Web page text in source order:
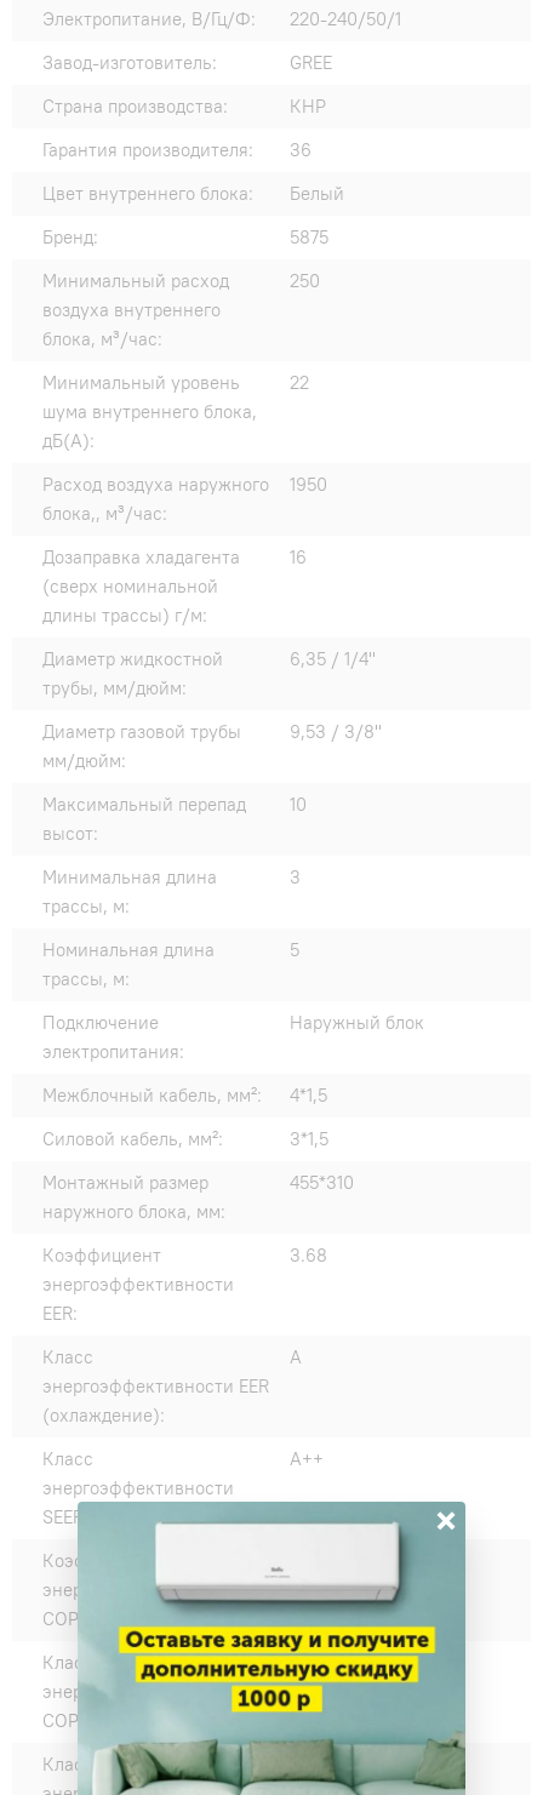
Электропитание, В/Гц/Ф:
220-240/50/1
Завод-изготовитель:
GREE
Страна производства:
КНР
Гарантия производителя:
36
Цвет внутреннего блока:
Белый
Бренд:
5875
Минимальный расход
воздуха внутреннего
блока, м³/час:
250
Минимальный уровень
шума внутреннего блока,
дБ(А):
22
Расход воздуха наружного
блока,, м³/час:
1950
Дозаправка хладагента
(сверх номинальной
длины трассы) г/м:
16
Диаметр жидкостной
трубы, мм/дюйм:
6,35 / 1/4"
Диаметр газовой трубы
мм/дюйм:
9,53 / 3/8"
Максимальный перепад
высот:
10
Минимальная длина
трассы, м:
3
Номинальная длина
трассы, м:
5
Подключение
электропитания:
Наружный блок
Межблочный кабель, мм²:
4*1,5
Силовой кабель, мм²:
3*1,5
Монтажный размер
наружного блока, мм:
455*310
Коэффициент
энергоэффективности
EER:
3.68
Класс
энергоэффективности EER
(охлаждение):
A
Класс
энергоэффективности
SEER:
A++
Коэффициент
энергоэффективности
COP:
Класс
энергоэффективности
COP (нагрев):
A
Класс
×